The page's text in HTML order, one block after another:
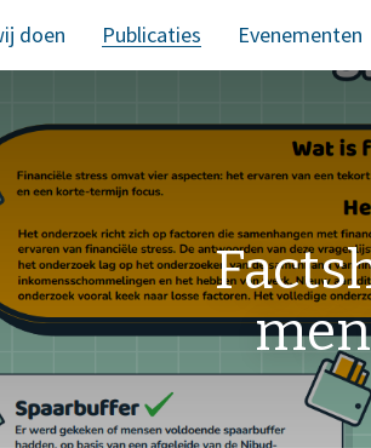
doen Publicaties Evenementen